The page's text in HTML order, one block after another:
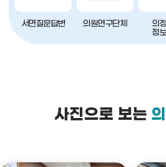
서면질문답변 의원연구단체
의
정
사진으로 보는